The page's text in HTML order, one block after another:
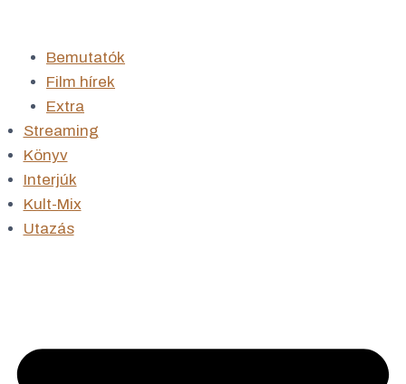
Bemutatók
Film hírek
Extra
Streaming
Könyv
Interjúk
Kult-Mix
Utazás